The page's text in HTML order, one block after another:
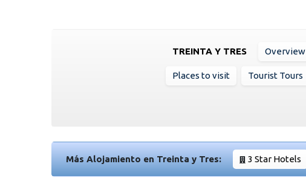
TREINTA Y TRES Overview
Places to visit Tourist Tours
Más Alojamiento en Treinta y Tres: 3 Star Hotels